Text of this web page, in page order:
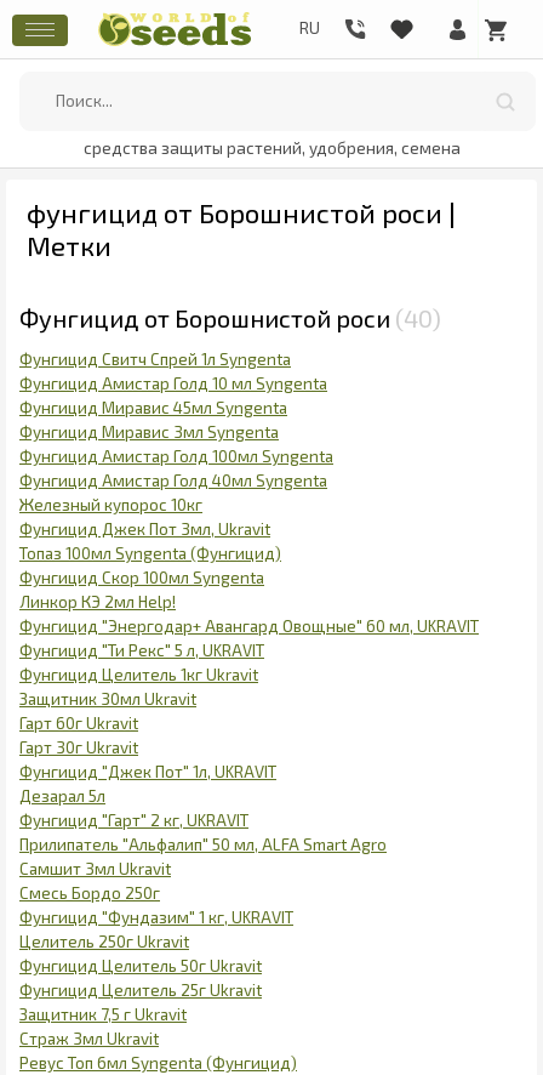
средства защиты растений, удобрения, семена
фунгицид от Борошнистой роси |
Метки
Фунгицид от Борошнистой роси 40
Фунгицид Свитч Спрей 1л Syngenta
Фунгицид Амистар Голд 10 мл Syngenta
Фунгицид Миравис 45мл Syngenta
Фунгицид Миравис 3мл Syngenta
Фунгицид Амистар Голд 100мл Syngenta
Фунгицид Амистар Голд 40мл Syngenta
Железный купорос 10кг
Фунгицид Джек Пот 3мл, Ukravit
Топаз 100мл Syngenta (Фунгицид)
Фунгицид Скор 100мл Syngenta
Линкор КЭ 2мл Help!
Фунгицид "Энергодар+ Авангард Овощные" 60 мл, UKRAVIT
Фунгицид "Ти Рекс" 5 л, UKRAVIT
Фунгицид Целитель 1кг Ukravit
Защитник 30мл Ukravit
Гарт 60г Ukravit
Гарт 30г Ukravit
Фунгицид "Джек Пот" 1л, UKRAVIT
Дезарал 5л
Фунгицид "Гарт" 2 кг, UKRAVIT
Прилипатель "Альфалип" 50 мл, ALFA Smart Agro
Самшит 3мл Ukravit
Смесь Бордо 250г
Фунгицид "Фундазим" 1 кг, UKRAVIT
Целитель 250г Ukravit
Фунгицид Целитель 50г Ukravit
Фунгицид Целитель 25г Ukravit
Защитник 7,5 г Ukravit
Страж 3мл Ukravit
Ревус Топ 6мл Syngenta (Фунгицид)